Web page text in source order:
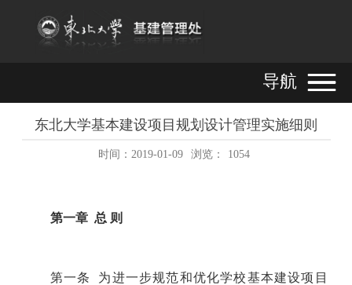
导航
东北大学基本建设项目规划设计管理实施细则
时间：2019-01-09 浏览： 1054
第一章 总 则
第一条 为进一步规范和优化学校基本建设项目